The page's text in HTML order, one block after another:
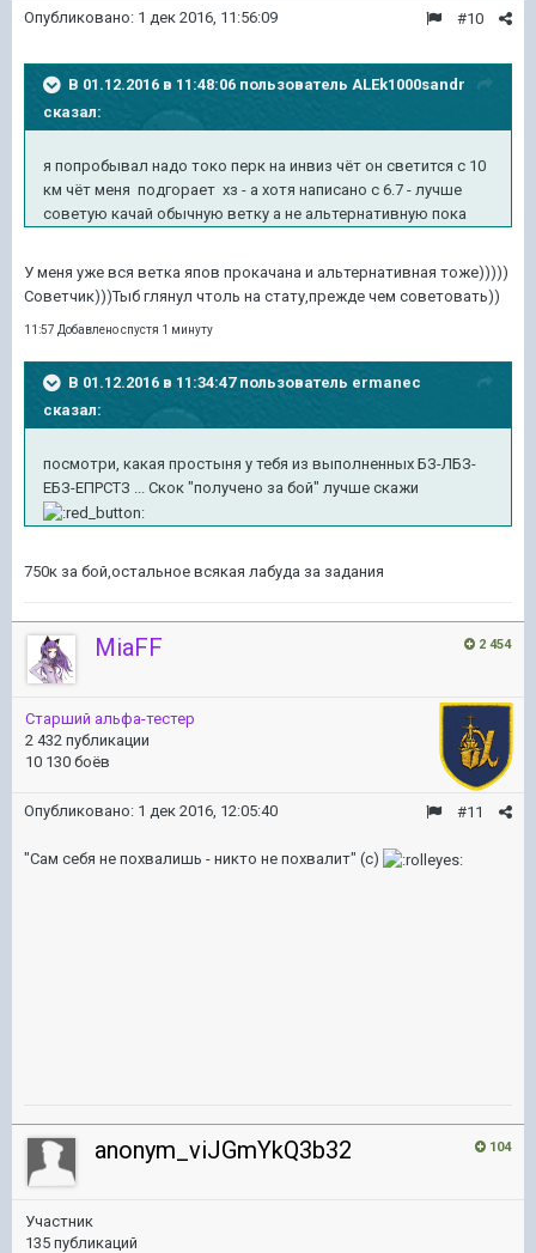
#10
Опубликовано: 1 дек 2016, 11:56:09
В 01.12.2016 в 11:48:06 пользователь ALEk1000sandr
сказал:
я попробывал надо токо перк на инвиз чёт он светится с 10
км чёт меня подгорает хз - а хотя написано с 6.7 - лучше
советую качай обычную ветку а не альтернативную пока
У меня уже вся ветка япов прокачана и альтернативная тоже)))))
Советчик)))Тыб глянул чтоль на стату,прежде чем советовать))
11:57 Добавлено спустя 1 минуту
В 01.12.2016 в 11:34:47 пользователь ermanec
сказал:
посмотри, какая простыня у тебя из выполненных БЗ-ЛБЗ-
ЕБЗ-ЕПРСТЗ ... Скок "получено за бой" лучше скажи
750к за бой,остальное всякая лабуда за задания
2 454
MiaFF
Старший альфа-тестер
2 432 публикации
10 130 боёв
#11
Опубликовано: 1 дек 2016, 12:05:40
"Сам себя не похвалишь - никто не похвалит" (с)
104
anonym_viJGmYkQ3b32
Участник
135 публикаций